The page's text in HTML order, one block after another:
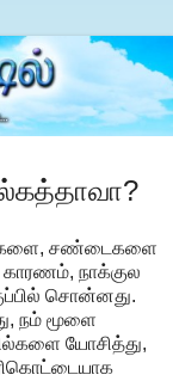
சண்டைகளை
காரணம், நாக்குல
சொன்னது.
நம் மூளை
யோசித்து,